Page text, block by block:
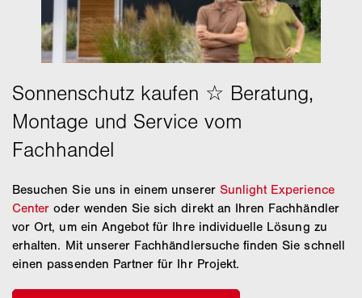
Besuchen Sie uns in einem unserer Sunlight Experience
Center oder wenden Sie sich direkt an Ihren Fachhändler
vor Ort, um ein Angebot für Ihre individuelle Lösung zu
erhalten. Mit unserer Fachhändlersuche finden Sie schnell
einen passenden Partner für Ihr Projekt.